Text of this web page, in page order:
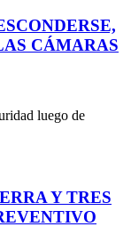
CÁMARAS
luego de
Y TRES